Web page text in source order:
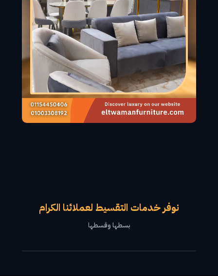
نوفر خدمات التقسيط لعملائنا الكرام
بسطها وقسطها